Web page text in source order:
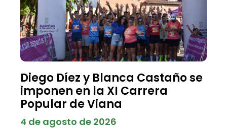
Diego Díez y Blanca Castaño se
imponen en la XI Carrera
Popular de Viana
4 de agosto de 2026